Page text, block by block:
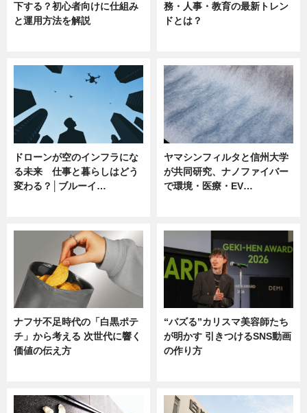
下する？初心者向けに仕組み
と運用方法を解説
務・人事・教育の最新トレン
ドとは？
ドローンが空のインフラにな
る未来 仕事と暮らしはどう
変わる？│ブルーイ…
ヤマシンフィルタと信州大学
が共同研究、ナノファイバー
で環境・医療・EV…
ナフサ不足時代の「白黒ポテ
チ」から考える 次世代に響く
価値の伝え方
“バズる”カリスマ美容師たち
が明かす 引きつけるSNS動画
の作り方